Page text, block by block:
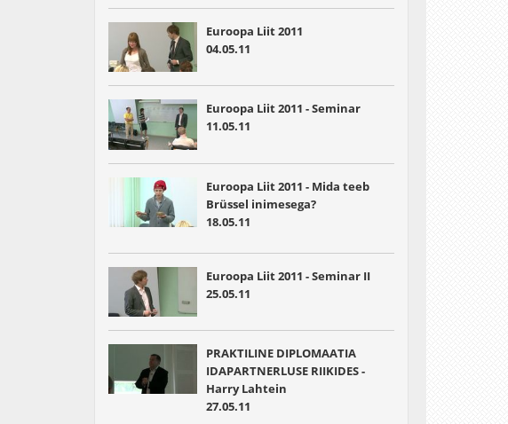
Euroopa Liit 2011
04.05.11
Euroopa Liit 2011 - Seminar
11.05.11
Euroopa Liit 2011 - Mida teeb
Brüssel inimesega?
18.05.11
Euroopa Liit 2011 - Seminar II
25.05.11
PRAKTILINE DIPLOMAATIA
IDAPARTNERLUSE RIIKIDES -
Harry Lahtein
27.05.11